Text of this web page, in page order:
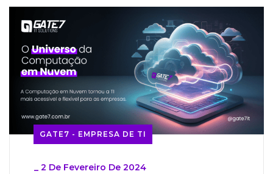
GATE7 - EMPRESA DE TI
_ 2 De Fevereiro De 2024